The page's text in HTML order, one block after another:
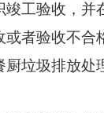
验收，并
者验收不合
圾排放处